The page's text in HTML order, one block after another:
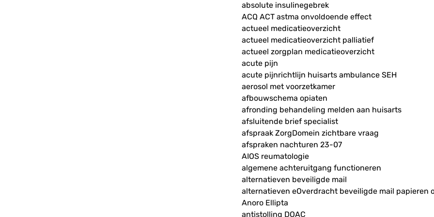
absolute insulinegebrek
ACQ ACT astma onvoldoende effect
actueel medicatieoverzicht
actueel medicatieoverzicht palliatief
actueel zorgplan medicatieoverzicht
acute pijn
acute pijnrichtlijn huisarts ambulance SEH
aerosol met voorzetkamer
afbouwschema opiaten
afronding behandeling melden aan huisarts
afsluitende brief specialist
afspraak ZorgDomein zichtbare vraag
afspraken nachturen 23-07
AIOS reumatologie
algemene achteruitgang functioneren
alternatieven beveiligde mail
alternatieven eOverdracht beveiligde mail papieren
Anoro Ellipta
antistolling DOAC